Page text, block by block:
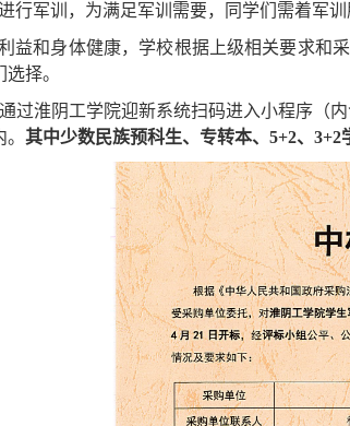
行军训，为满足军训需要，同学们需着军训
益和身体健康，学校根据上级相关要求和
择。
过淮阴工学院迎新系统扫码进入小程序（
其中少数民族预科生、专转本、5+2、3+2